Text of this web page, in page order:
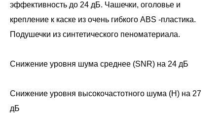
эффективность до 24 дБ. Чашечки, оголовье и
крепление к каске из очень гибкого ABS -пластика.
Подушечки из синтетического пеноматериала.
Снижение уровня шума среднее (SNR) на 24 дБ
Снижение уровня высокочастотного шума (H) на 27
дБ